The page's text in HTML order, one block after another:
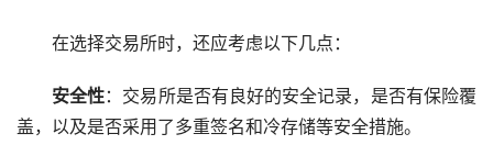
在选择交易所时，还应考虑以下几点：
安全性：交易所是否有良好的安全记录，是否有保险覆
盖，以及是否采用了多重签名和冷存储等安全措施。